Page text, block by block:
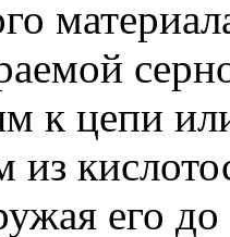
к цепи
из
его до